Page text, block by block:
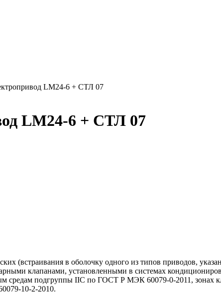
LM24-6 + СТЛ 07
LM24-6 + СТЛ 07
(встраивания в оболочку одного из типов приводов,
клапанами, установленными в системах
средам подгруппы IIС по ГОСТ Р МЭК 60079-0-2011, зонах
10-2-2010.